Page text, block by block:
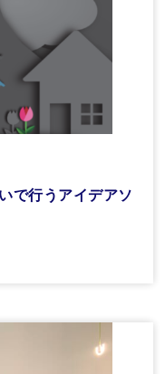
で行うアイデアソ